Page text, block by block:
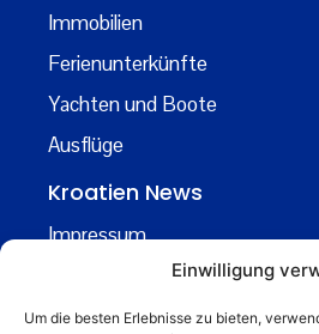
Einwilligung
Um die besten Erlebnisse zu bieten,
Immobilien
Ferienunterkünfte
Yachten und Boote
Ausflüge
Kroatien News
Impressum
Kontakt